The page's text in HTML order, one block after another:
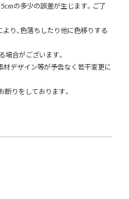
の多少の誤差が生じます。ご了
り、色落ちしたり他に色移りする
合がございます。
デザイン等が予告なく若干変更に
りをしております。